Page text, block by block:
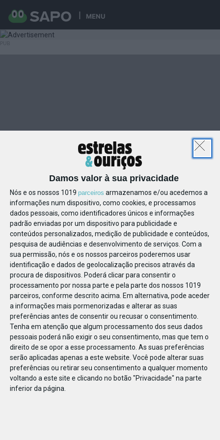
MENU
Damos valor à sua privacidade
Nós e os nossos 1019 parceiros armazenamos e/ou acedemos a
informações num dispositivo, como cookies, e processamos
dados pessoais, como identificadores únicos e informações
padrão enviadas por um dispositivo para publicidade e
conteúdos personalizados, medição de publicidade e conteúdos,
pesquisa de audiências e desenvolvimento de serviços. Com a
sua permissão, nós e os nossos parceiros poderemos usar
identificação e dados de geolocalização precisos através da
procura de dispositivos. Poderá clicar para consentir o
processamento por nossa parte e pela parte dos nossos 1019
parceiros, conforme descrito acima. Em alternativa, pode aceder
a informações mais pormenorizadas e alterar as suas
preferências antes de consentir ou recusar o consentimento.
Tenha em atenção que algum processamento dos seus dados
pessoais poderá não exigir o seu consentimento, mas que tem o
direito de se opor a esse processamento. As suas preferências
serão aplicadas apenas a este website. Você pode alterar suas
preferências ou retirar seu consentimento a qualquer momento
voltando a este site e clicando no botão "Privacidade" na parte
inferior da página.
110428570344360